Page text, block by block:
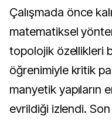
Çalışmada önce
matematiksel
topolojik özellikleri
öğrenimiyle kritik
manyetik yapıların
evrildiği izlendi.